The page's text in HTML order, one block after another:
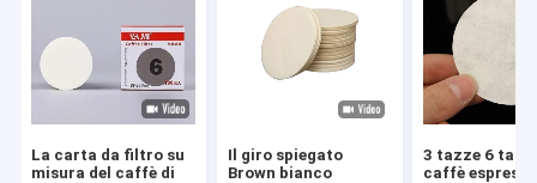
La carta da filtro su
misura del caffè di
Il giro spiegato
Brown bianco
3 tazze 6
caffè espresso